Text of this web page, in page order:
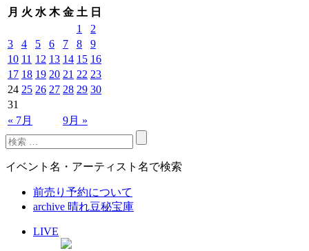
月 火 水 木 金 土 日
« 7月 9月 »
1
2
3
4 5 6 7 8
9
10 11 12 13 14 15 16
17 18 19 20 21 22 23
24 25 26 27 28 29 30
31
イベント名・アーティスト名で検索
前売り予約について
archive 晴れ豆秘宝庫
LIVE